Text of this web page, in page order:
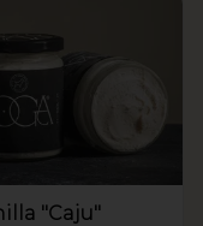
"Caju"